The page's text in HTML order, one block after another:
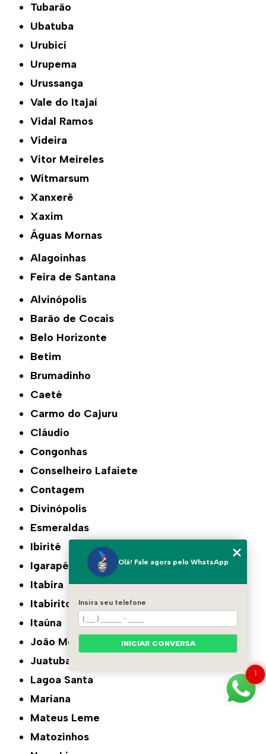
Tubarão
Ubatuba
Urubici
Urupema
Urussanga
Vale do Itajaí
Vidal Ramos
Videira
Vitor Meireles
Witmarsum
Xanxerê
Xaxim
Águas Mornas
Alagoinhas
Feira de Santana
Alvinópolis
Barão de Cocais
Belo Horizonte
Betim
Brumadinho
Caeté
Carmo do Cajuru
Cláudio
Congonhas
Conselheiro Lafaiete
Contagem
Divinópolis
Esmeraldas
Ibirité
Igarapé
Itabira
Itabirito
Itaúna
João Monlevade
Juatuba
Lagoa Santa
Mariana
Mateus Leme
Matozinhos
1
Olá! Fale agora pelo WhatsApp
Insira seu telefone
INICIAR CONVERSA